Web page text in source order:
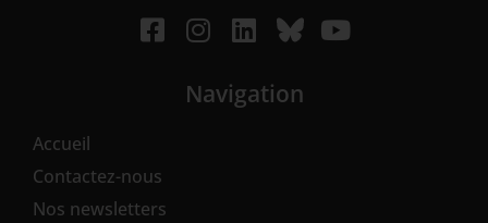
Navigation
Accueil
Contactez-nous
Nos newsletters